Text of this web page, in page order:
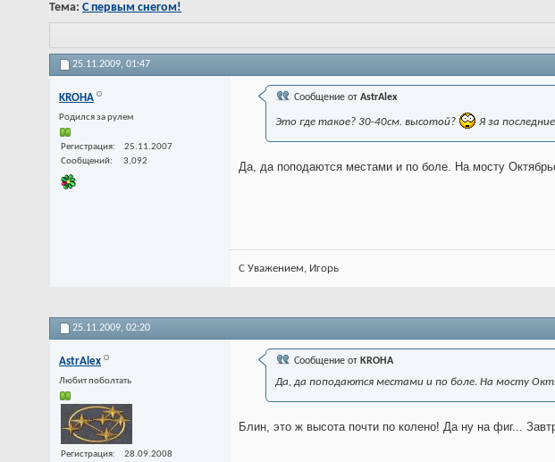
Тема: С первым снегом!
25.11.2009, 01:47
KROHA
Родился за рулем
Регистрация
25.11.2007
Сообщений
3,092
Сообщение от AstrAlex
Это где такое? 30-40см. высотой? Я за
Да, да поподаются местами и по боле. На мосту
С Уважением, Игорь
25.11.2009, 02:20
AstrAlex
Любит поболтать
Регистрация
28.09.2008
Сообщение от KROHA
Да, да поподаются местами и по боле. На мосту
Блин, это ж высота почти по колено! Да ну на фиг...